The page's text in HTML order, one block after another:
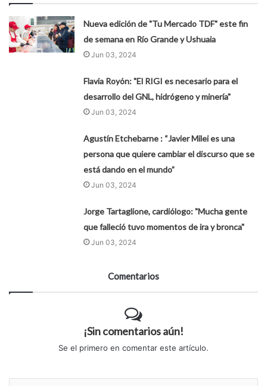
Nueva edición de "Tu Mercado TDF" este fin
de semana en Río Grande y Ushuaia
Jun 03, 2024
Flavia Royón: "El RIGI es necesario para el
desarrollo del GNL, hidrógeno y minería"
Jun 03, 2024
Agustín Etchebarne : “Javier Milei es una
persona que quiere cambiar el discurso que se
está dando en el mundo”
Jun 03, 2024
Jorge Tartaglione, cardiólogo: "Mucha gente
que falleció tuvo momentos de ira y bronca"
Jun 03, 2024
Comentarios
¡Sin comentarios aún!
Se el primero en comentar este artículo.